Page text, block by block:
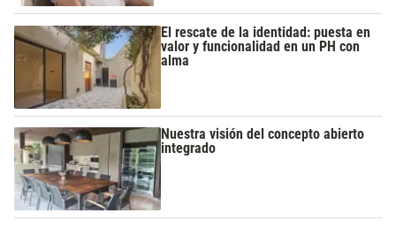
El rescate de la identidad: puesta en
valor y funcionalidad en un PH con
alma
Nuestra visión del concepto abierto
integrado